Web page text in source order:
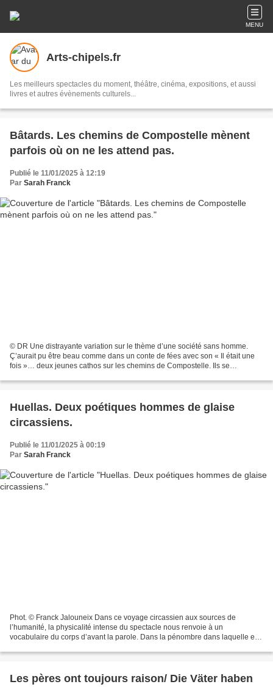
MENU
Arts-chipels.fr
Les meilleurs spectacles du moment, théâtre, cinéma, expositions, et aussi
livres et autres évènements culturels...
Bâtards. Les chemins de Compostelle mènent
parfois où on ne les attend pas.
Publié le 11/01/2025 à 12:19
Par Sarah Franck
© DR Une distrayante variation sur le thème d’une société sans homme.
Ç’aurait pu être beau comme dans un conte de fées avec son « Il était une
fois »… deux jeunes cathos sur les chemins de Compostelle. Ils se
Huellas. Deux poétiques hommes de glaise
circassiens.
Publié le 11/01/2025 à 00:19
Par Sarah Franck
Phot. © Franck Jalouneix Dans ce voyage circassien aux sources de
l’humanité, la physicalité intense du spectacle nous renvoie à un
vocabulaire du corps d’avant la parole. Dans la pénombre dans laquelle elle
Les pères ont toujours raison/ Die Väter haben